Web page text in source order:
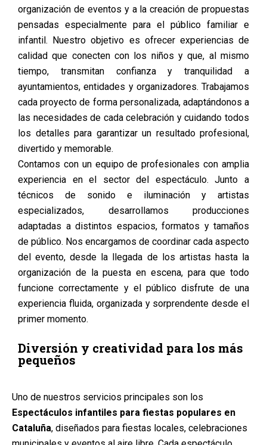
organización de eventos y a la creación de propuestas
pensadas especialmente para el público familiar e
infantil. Nuestro objetivo es ofrecer experiencias de
calidad que conecten con los niños y que, al mismo
tiempo, transmitan confianza y tranquilidad a
ayuntamientos, entidades y organizadores. Trabajamos
cada proyecto de forma personalizada, adaptándonos a
las necesidades de cada celebración y cuidando todos
los detalles para garantizar un resultado profesional,
divertido y memorable.
Contamos con un equipo de profesionales con amplia
experiencia en el sector del espectáculo. Junto a
técnicos de sonido e iluminación y artistas
especializados, desarrollamos producciones
adaptadas a distintos espacios, formatos y tamaños
de público. Nos encargamos de coordinar cada aspecto
del evento, desde la llegada de los artistas hasta la
organización de la puesta en escena, para que todo
funcione correctamente y el público disfrute de una
experiencia fluida, organizada y sorprendente desde el
primer momento.
Diversión y creatividad para los más
pequeños
Uno de nuestros servicios principales son los
Espectáculos infantiles para fiestas populares en
Cataluña, diseñados para fiestas locales, celebraciones